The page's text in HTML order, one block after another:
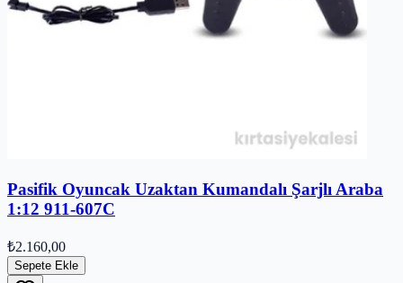
Pasifik Oyuncak Uzaktan Kumandalı Şarjlı Araba
1:12 911-607C
₺2.160,00
Sepete Ekle